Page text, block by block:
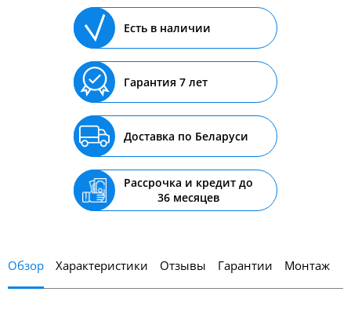
Есть в наличии
Гарантия 7 лет
Доставка по Беларуси
Рассрочка и кредит до
36 месяцев
Обзор Характеристики Отзывы Гарантии Монтаж